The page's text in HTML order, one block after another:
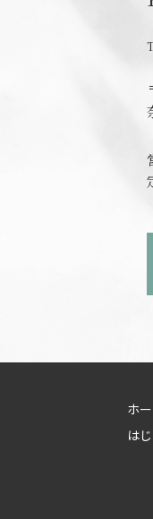
ホ
は